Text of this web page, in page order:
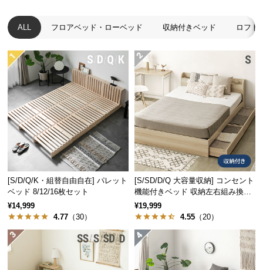
品
の
送
に
つ
い
て
開
梱
置
サ
ー
ビ
ス
安心してくつろげる高さ
床面が低いのでマットレスを敷いても高くなり過ぎ
ず、安心してくつろげます。お子様のいるご家庭に
も◎
床面の高さ 約1.2㎝
空間を広く見せるロースタイル
高さはわずか45㎝
。ベッド全体を低く設計している
ため、圧迫感が少なくお部屋を広々と感じられま
す。
ALL フロアベッド・ローベッド 収納付きベッド ロフト
[S/D/Q/K・組替自由自在] パレット
ベッド 8/12/16枚セット
¥14,999
4.77 （30）
[S/SD/D/Q 大容量収納] コンセント
機能付きベッド 収納左右組み換え
可能
¥19,999
4.55 （20）